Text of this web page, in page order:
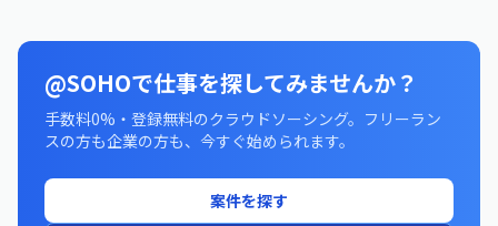
@SOHOで仕事を探してみませんか？
手数料0%・登録無料のクラウドソーシング。フリーラン
スの方も企業の方も、今すぐ始められます。
案件を探す